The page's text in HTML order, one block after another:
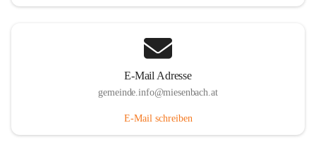
E-Mail Adresse
gemeinde.info@miesenbach.at
E-Mail schreiben